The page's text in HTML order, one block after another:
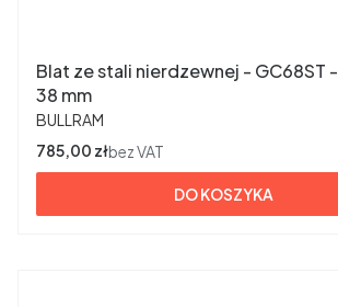
Blat ze stali nierdzewnej - GC68ST - 680 x 463 x
38 mm
PRODUCENT
BULLRAM
Cena
785,00 złbez VAT
DO KOSZYKA